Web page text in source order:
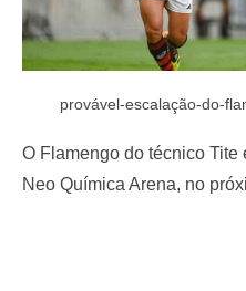
provável-escalação-do-
O Flamengo do técnico Tite
Neo Química Arena, no